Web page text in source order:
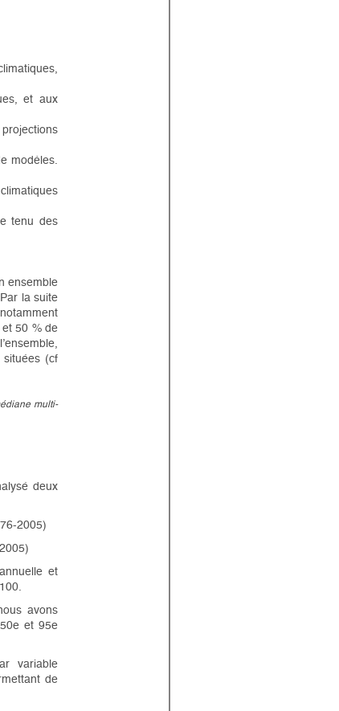
et aux
modèles.
tenu des
ensemble
la suite
50 % de
situées (cf
multi-
deux
2005)
et
avons
et 95e
variable
de